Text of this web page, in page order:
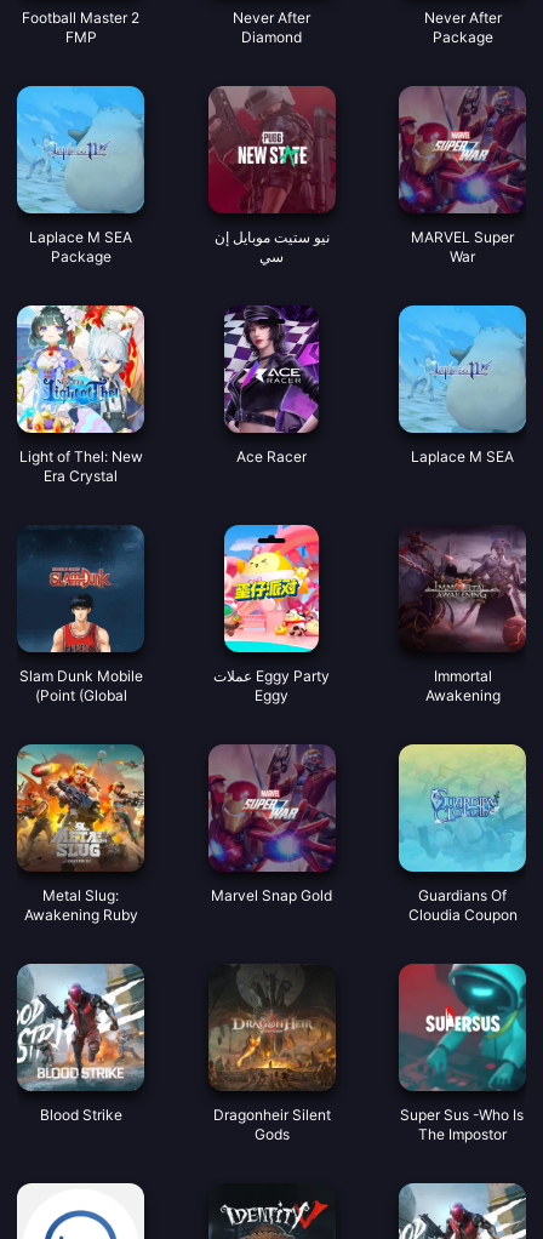
Never After
Package
Never After
Diamond
Football Master 2
FMP
MARVEL Super
War
نيو ستيت موبايل إن
سي
Laplace M SEA
Package
Laplace M SEA
Ace Racer
Light of Thel: New
Era Crystal
Immortal
Awakening
Eggy Party عملات
Eggy
Slam Dunk Mobile
Point (Global)
Guardians Of
Cloudia Coupon
Marvel Snap Gold
Metal Slug:
Awakening Ruby
Super Sus -Who Is
The Impostor
Dragonheir Silent
Gods
Blood Strike